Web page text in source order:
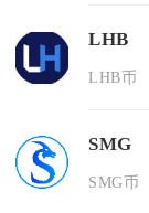
LHB
LHB币
SMG
SMG币